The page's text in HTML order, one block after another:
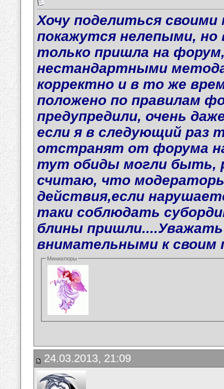
Хочу поделиться
покажутся нелепыми, но
только пришла на
нестандартными
корректно и в то же
положено по правилам
предупредили, очень
если я в следующий раз
отстранят от форума на
тут обиды могли быть,
считаю, что
действия,если
таки соблюдать
блины
внимательными к своим
Миниатюры
24.03.2013, 21:09